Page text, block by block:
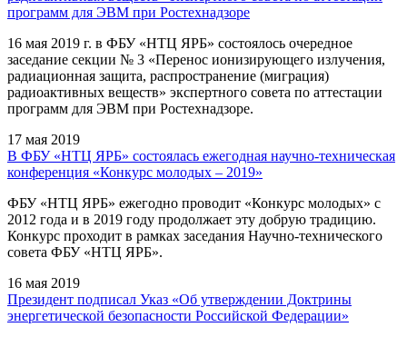
программ для ЭВМ при Ростехнадзоре
16 мая 2019 г. в ФБУ «НТЦ ЯРБ» состоялось очередное
заседание секции № 3 «Перенос ионизирующего излучения,
радиационная защита, распространение (миграция)
радиоактивных веществ» экспертного совета по аттестации
программ для ЭВМ при Ростехнадзоре.
17 мая 2019
В ФБУ «НТЦ ЯРБ» состоялась ежегодная научно-техническая
конференция «Конкурс молодых – 2019»
ФБУ «НТЦ ЯРБ» ежегодно проводит «Конкурс молодых» с
2012 года и в 2019 году продолжает эту добрую традицию.
Конкурс проходит в рамках заседания Научно-технического
совета ФБУ «НТЦ ЯРБ».
16 мая 2019
Президент подписал Указ «Об утверждении Доктрины
энергетической безопасности Российской Федерации»